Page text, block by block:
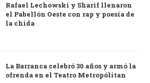
Rafael Lechowski y Sharif llenaron
el Pabellón Oeste con rap y poesía de
la chida
La Barranca celebró 30 años y armó la
ofrenda en el Teatro Metropólitan